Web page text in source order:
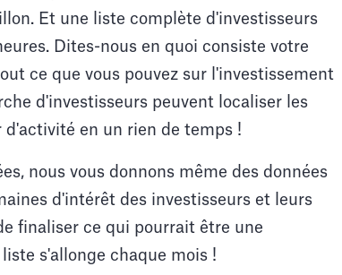
Et une liste complète d'investisseurs
Dites-nous en quoi consiste votre
ce que vous pouvez sur l'investissement
d'investisseurs peuvent localiser les
en un rien de temps !
nous vous donnons même des données
d'intérêt des investisseurs et leurs
finaliser ce qui pourrait être une
s'allonge chaque mois !